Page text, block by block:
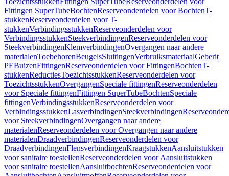
Fittingen SuperTubeBochtenReserveonderdelen voor BochtenT-
stukkenReserveonderdelen voor T-
stukkenVerbindingsstukkenReserveonderdelen voor
VerbindingsstukkenSteekverbindingenReserveonderdelen voor
SteekverbindingenKlemverbindingenOvergangen naar andere
materialenToebehorenBeugelsSluitingenVerbruiksmateriaalGeberit
PEBuizenFittingenReserveonderdelen voor FittingenBochtenT-
stukkenReductiesToezichtsstukkenReserveonderdelen voor
ToezichtsstukkenOvergangenSpeciale fittingenReserveonderdelen
voor Speciale fittingenFittingen SuperTubeBochtenSpeciale
fittingenVerbindingsstukkenReserveonderdelen voor
VerbindingsstukkenLasverbindingenSteekverbindingen
voor SteekverbindingenOvergangen naar andere
materialenReserveonderdelen voor Overgangen naar andere
materialenDraadverbindingenReserveonderdelen voor
DraadverbindingenFlensverbindingenKraagstukkenAansluitstukken
voor sanitaire toestellenReserveonderdelen voor Aansluitstukken
voor sanitaire toestellenAansluitbochtenReserveonderdelen voor